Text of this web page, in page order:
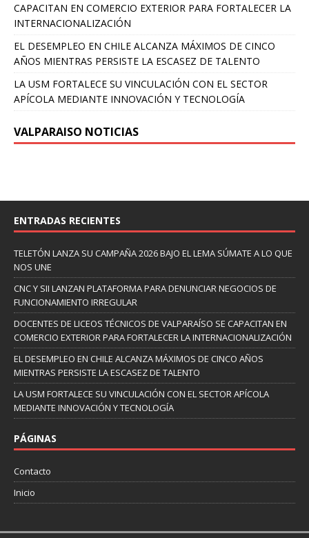
CAPACITAN EN COMERCIO EXTERIOR PARA FORTALECER LA
INTERNACIONALIZACIÓN
EL DESEMPLEO EN CHILE ALCANZA MÁXIMOS DE CINCO
AÑOS MIENTRAS PERSISTE LA ESCASEZ DE TALENTO
LA USM FORTALECE SU VINCULACIÓN CON EL SECTOR
APÍCOLA MEDIANTE INNOVACIÓN Y TECNOLOGÍA
VALPARAISO NOTICIAS
ENTRADAS RECIENTES
TELETÓN LANZA SU CAMPAÑA 2026 BAJO EL LEMA SÚMATE A LO QUE
NOS UNE
CNC Y SII LANZAN PLATAFORMA PARA DENUNCIAR NEGOCIOS DE
FUNCIONAMIENTO IRREGULAR
DOCENTES DE LICEOS TÉCNICOS DE VALPARAÍSO SE CAPACITAN EN
COMERCIO EXTERIOR PARA FORTALECER LA INTERNACIONALIZACIÓN
EL DESEMPLEO EN CHILE ALCANZA MÁXIMOS DE CINCO AÑOS
MIENTRAS PERSISTE LA ESCASEZ DE TALENTO
LA USM FORTALECE SU VINCULACIÓN CON EL SECTOR APÍCOLA
MEDIANTE INNOVACIÓN Y TECNOLOGÍA
PÁGINAS
Contacto
Inicio